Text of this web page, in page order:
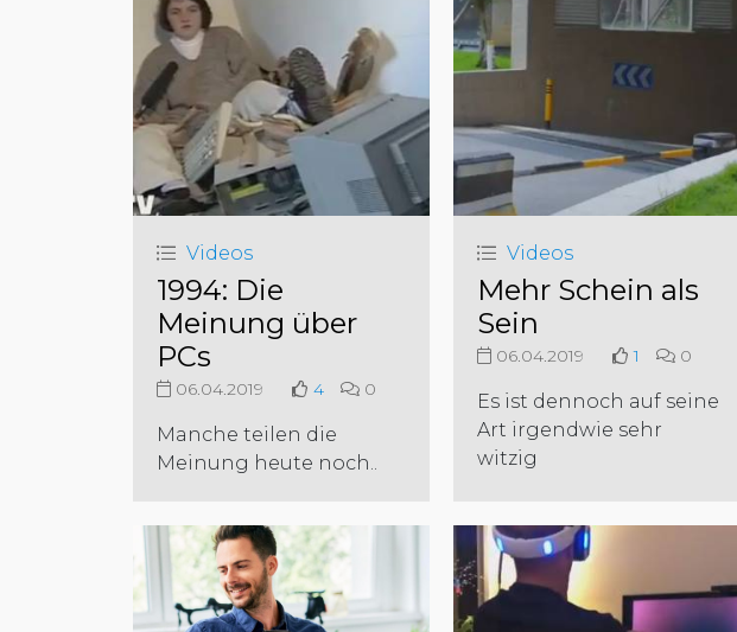
Videos
1994: Die
Meinung über
PCs
06.04.2019 4 0
Manche teilen die
Meinung heute noch..
Videos
Mehr Schein als
Sein
06.04.2019 1 0
Es ist dennoch auf seine
Art irgendwie sehr
witzig